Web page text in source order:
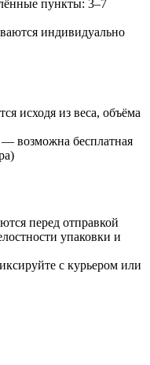
пункты: 3–7
индивидуально
исходя из веса, объёма
возможна бесплатная
перед отправкой
упаковки и
с курьером или